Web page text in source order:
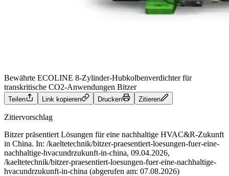
Bewährte ECOLINE 8-Zylinder-Hubkolbenverdichter für
transkritische CO2-Anwendungen Bitzer
Teilen Link kopieren Drucken Zitieren
Zitiervorschlag
Bitzer präsentiert Lösungen für eine nachhaltige HVAC&R‑Zukunft
in China. In: /kaeltetechnik/bitzer-praesentiert-loesungen-fuer-eine-
nachhaltige-hvacundrzukunft-in-china, 09.04.2026,
/kaeltetechnik/bitzer-praesentiert-loesungen-fuer-eine-nachhaltige-
hvacundrzukunft-in-china (abgerufen am: 07.08.2026)